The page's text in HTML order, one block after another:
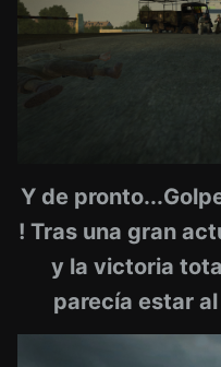
Y de
! Tras una gran
y la victoria
parecía estar